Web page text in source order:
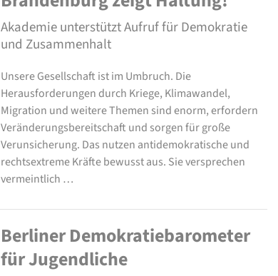
Akademie unterstützt Aufruf für Demokratie
und Zusammenhalt
Unsere Gesellschaft ist im Umbruch. Die
Herausforderungen durch Kriege, Klimawandel,
Migration und weitere Themen sind enorm, erfordern
Veränderungsbereitschaft und sorgen für große
Verunsicherung. Das nutzen antidemokratische und
rechtsextreme Kräfte bewusst aus. Sie versprechen
vermeintlich …
Berliner Demokratiebarometer
für Jugendliche